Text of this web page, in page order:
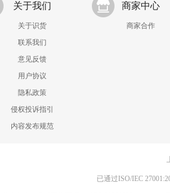
关于我们
关于识货
联系我们
意见反馈
用户协议
隐私政策
侵权投诉指引
内容发布规范
商家中心
商家合作
已通过ISO/IEC